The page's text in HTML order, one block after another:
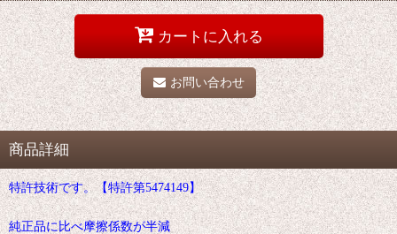
カートに入れる
お問い合わせ
商品詳細
特許技術です。【特許第5474149】
純正品に比べ摩擦係数が半減